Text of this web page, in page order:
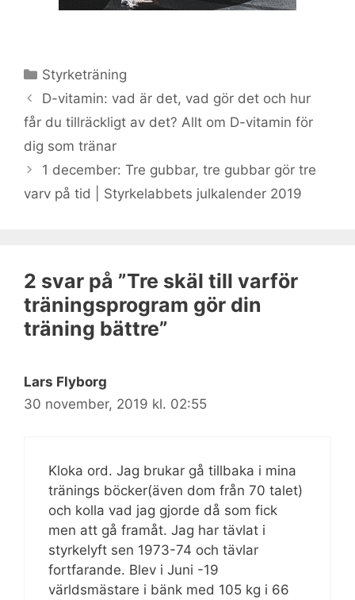
Kategorier
Styrketräning
D-vitamin: vad är det, vad gör det och hur
får du tillräckligt av det? Allt om D-vitamin för
dig som tränar
1 december: Tre gubbar, tre gubbar gör tre
varv på tid | Styrkelabbets julkalender 2019
2 svar på ”Tre skäl till varför
träningsprogram gör din
träning bättre”
Lars Flyborg
30 november, 2019 kl. 02:55
Kloka ord. Jag brukar gå tillbaka i mina
tränings böcker(även dom från 70 talet)
och kolla vad jag gjorde då som fick
men att gå framåt. Jag har tävlat i
styrkelyft sen 1973-74 och tävlar
fortfarande. Blev i Juni -19
världsmästare i bänk med 105 kg i 66